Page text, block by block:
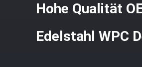
Hohe Qualität
Edelstahl WPC